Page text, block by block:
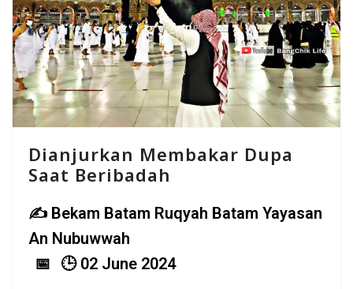
Dianjurkan Membakar Dupa
Saat Beribadah
Bekam Batam Ruqyah Batam Yayasan
An Nubuwwah
02 June 2024